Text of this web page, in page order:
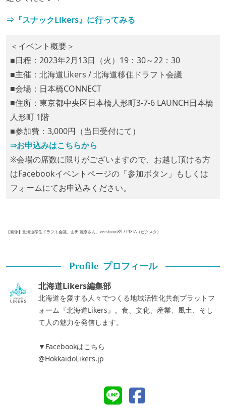
⇒『スナックLikers』に行ってみる
＜イベント概要＞
■日程：2023年2月13日（火）19：30～22：30
■主催：北海道Likers / 北海道移住ドラフト会議
■会場：日本橋CONNECT
■住所：東京都中央区日本橋人形町3-7-6 LAUNCH日本橋
人形町 1階
■参加費：3,000円（当日受付にて）
⇒お申込みはこちらから
※会場の席数に限りがございますので、お越し頂ける方
はFacebookイベントページの「参加ボタン」もしくは
フォームにてお申込みください。
【画像】北海道移住ドラフト会議、山田 麗奈さん、vershinin89 / PIXTA（ピクスタ）
Profile プロフィール
北海道Likers編集部
北海道を愛する人々でつくる地域活性化共創プラットフ
ォーム『北海道Likers』。食、文化、産業、風土、そし
て人の魅力を発信します。
▼Facebookはこちら
@HokkaidoLikers.jp